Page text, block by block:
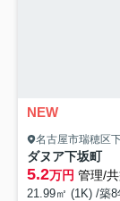
NEW
名古屋市瑞穂区
ダヌア下坂町
5.2万円 管理/
21.99㎡ (1K) /築